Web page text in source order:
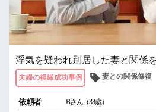
浮気を疑われ別居した妻と関係
夫婦の復縁成功事例 妻との関係修復
依頼者 Bさん（38歳）